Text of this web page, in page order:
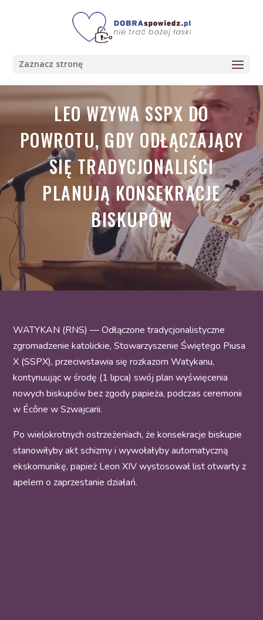
Zaznacz stronę
LEO WZYWA SSPX DO
POWROTU, GDY ODŁĄCZAJĄCY
SIĘ TRADYCJONALIŚCI
PLANUJĄ KONSEKRACJE
BISKUPÓW
WATYKAN (RNS) — Odłączone tradycjonalistyczne
zgromadzenie katolickie, Stowarzyszenie Świętego Piusa
X (SSPX), przeciwstawia się rozkazom Watykanu,
kontynuując w środę (1 lipca) swój plan wyświęcenia
nowych biskupów bez zgody papieża, podczas ceremonii
w Écône w Szwajcarii.
Po wielokrotnych ostrzeżeniach, że konsekracje biskupie
stanowiłyby akt schizmy i wywołałyby automatyczną
ekskomunikę, papież Leon XIV wystosował list otwarty z
apelem o zaprzestanie działań.